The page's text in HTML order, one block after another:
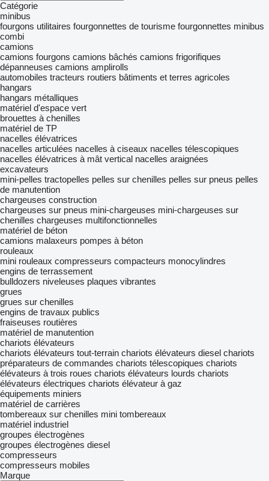
Catégorie
minibus
fourgons utilitaires fourgonnettes de tourisme fourgonnettes minibus
combi
camions
camions fourgons camions bâchés camions frigorifiques
dépanneuses camions amplirolls
automobiles tracteurs routiers bâtiments et terres agricoles
hangars
hangars métalliques
matériel d'espace vert
brouettes à chenilles
matériel de TP
nacelles élévatrices
nacelles articulées nacelles à ciseaux nacelles télescopiques
nacelles élévatrices à mât vertical nacelles araignées
excavateurs
mini-pelles tractopelles pelles sur chenilles pelles sur pneus pelles
de manutention
chargeuses construction
chargeuses sur pneus mini-chargeuses mini-chargeuses sur
chenilles chargeuses multifonctionnelles
matériel de béton
camions malaxeurs pompes à béton
rouleaux
mini rouleaux compresseurs compacteurs monocylindres
engins de terrassement
bulldozers niveleuses plaques vibrantes
grues
grues sur chenilles
engins de travaux publics
fraiseuses routières
matériel de manutention
chariots élévateurs
chariots élévateurs tout-terrain chariots élévateurs diesel chariots
préparateurs de commandes chariots télescopiques chariots
élévateurs à trois roues chariots élévateurs lourds chariots
élévateurs électriques chariots élévateur à gaz
équipements miniers
matériel de carrières
tombereaux sur chenilles mini tombereaux
matériel industriel
groupes électrogènes
groupes électrogènes diesel
compresseurs
compresseurs mobiles
Marque